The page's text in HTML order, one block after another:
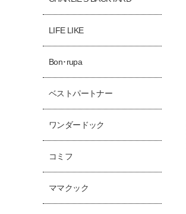
LIFE LIKE
Bon･rupa
ベストパートナー
ワンダードック
コミフ
ママクック